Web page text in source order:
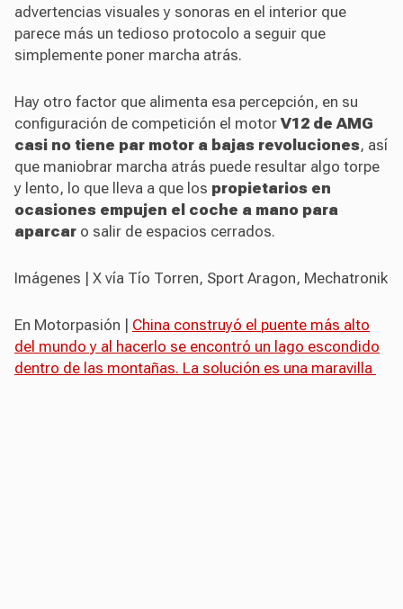
advertencias visuales y sonoras en el interior que
parece más un tedioso protocolo a seguir que
simplemente poner marcha atrás.
Hay otro factor que alimenta esa percepción, en su
configuración de competición el motorV12 de AMG
casi no tiene par motor a bajas revoluciones, así
que maniobrar marcha atrás puede resultar algo torpe
y lento, lo que lleva a que los propietarios en
ocasiones empujen el coche a mano para
aparcar o salir de espacios cerrados.
Imágenes | X vía Tío Torren, Sport Aragon, Mechatronik
En Motorpasión | China construyó el puente más alto
del mundo y al hacerlo se encontró un lago escondido
dentro de las montañas. La solución es una maravilla